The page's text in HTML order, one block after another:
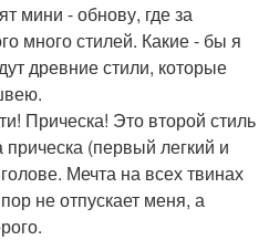
мини - обнову, где за
много стилей. Какие - бы я
древние стили, которые
Прическа! Это второй стиль
(первый легкий и
Мечта на всех твинах
не отпускает меня, а